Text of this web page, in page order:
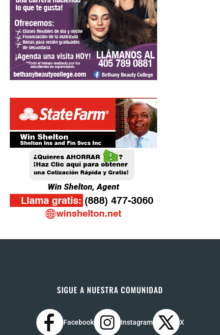
SIGUE A NUESTRA COMUNIDAD
Facebook Instagram X